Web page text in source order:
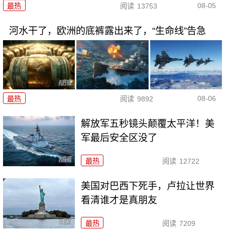
最热 阅读 13753 08-05
河水干了，欧洲的底裤露出来了，“生命线”告急
最热 阅读 9892 08-06
解放军五秒镜头颠覆太平洋！美
军最后安全区没了
最热 阅读 12722
美国对巴西下死手，卢拉让世界
看清谁才是真朋友
最热 阅读 7209